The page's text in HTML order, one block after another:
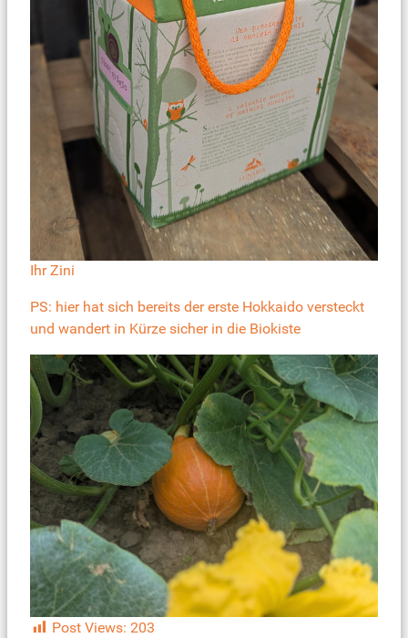
Ihr Zini
PS: hier hat sich bereits der erste Hokkaido versteckt
und wandert in Kürze sicher in die Biokiste
Post Views: 203